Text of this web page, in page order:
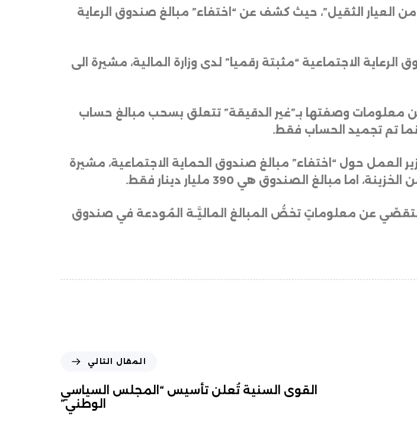
العيار الثقيل”، حيث كشف عن “اختفاء” مبالغ صندوق الرعاية
الاجتماعية “مثبتة رقميا” لدى وزارة المالية، مشيرة الى
معلومات وصفتها بـ”غير الدقيقة” تتعلق بسحب مبالغ حساب
تم تجميد الحساب فقط.
حول “اختفاء” مبالغ صندوق الحماية الاجتماعية، مشيرة
.
عن معلوماتٍ تخصُّ المبالغ الماليَّـة المُودعة في صندوق
المقال التالي
القوى السنية تُعلن تأسيس “المجلس السياسي
الوطني”